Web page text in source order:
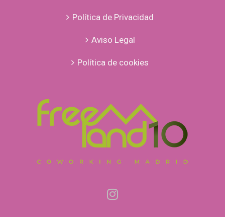
Política de Privacidad
Aviso Legal
Política de cookies